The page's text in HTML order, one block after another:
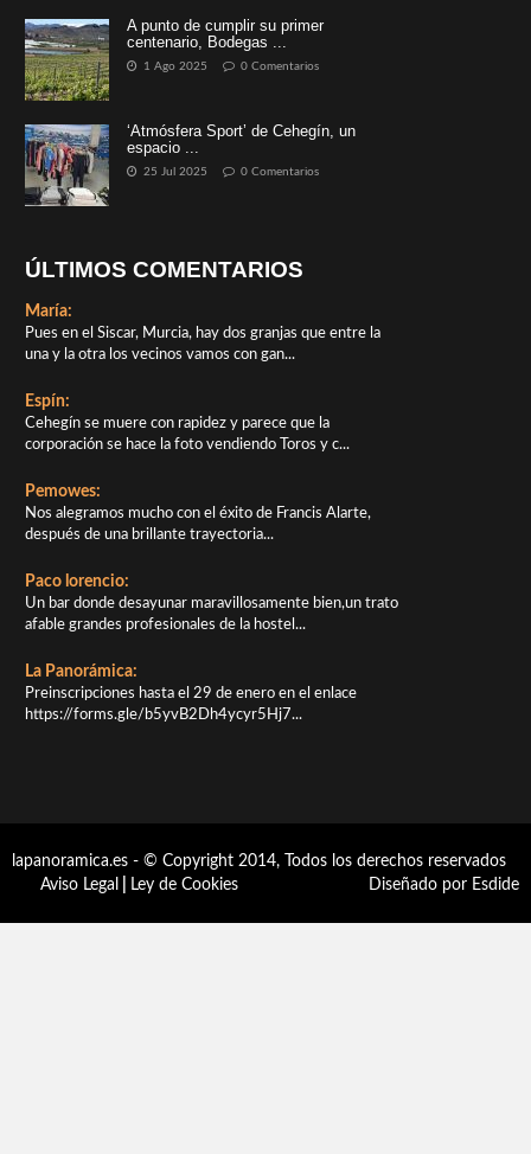
A punto de cumplir su primer
centenario, Bodegas ...
1 Ago 2025 0 Comentarios
‘Atmósfera Sport’ de Cehegín, un
espacio ...
25 Jul 2025 0 Comentarios
ÚLTIMOS COMENTARIOS
María:
Pues en el Siscar, Murcia, hay dos granjas que entre la
una y la otra los vecinos vamos con gan...
Espín:
Cehegín se muere con rapidez y parece que la
corporación se hace la foto vendiendo Toros y c...
Pemowes:
Nos alegramos mucho con el éxito de Francis Alarte,
después de una brillante trayectoria...
Paco lorencio:
Un bar donde desayunar maravillosamente bien,un trato
afable grandes profesionales de la hostel...
La Panorámica:
Preinscripciones hasta el 29 de enero en el enlace
https://forms.gle/b5yvB2Dh4ycyr5Hj7...
lapanoramica.es - © Copyright 2014, Todos los derechos reservados
Aviso Legal
Ley de Cookies Diseñado por Esdide